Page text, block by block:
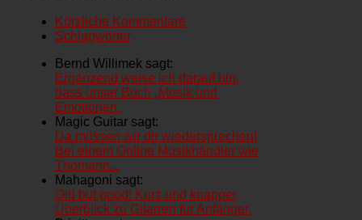
Kürzliche Kommentare
Schlagwörter
Bernd Willimek sagt:
Ergänzend weise ich darauf hin,
dass unser Buch „Musik und
Emotionen.
Magic Guitar sagt:
Da müssen wir dir wiedersprechen!
Bei einem Online Musikhändler wie
Thomann...
Mahagoni sagt:
Old but good! Kurz und knapper
Überblick zu Gitarren für Anfänger.